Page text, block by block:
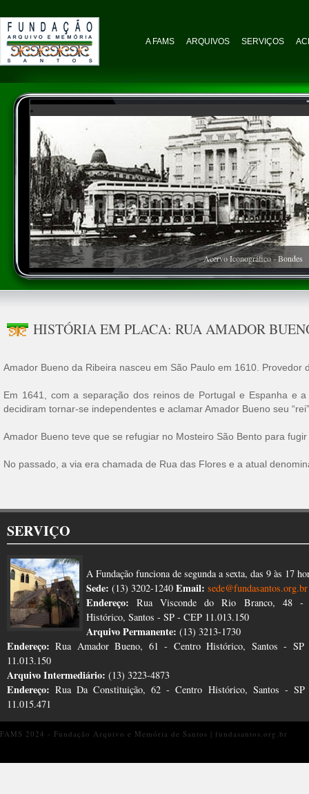
A FAMS ARQUIVOS SERVIÇOS
Acervo Iconográfico - Bondes
HISTÓRIA EM PLACA: RUA AMADOR
Amador Bueno da Ribeira nasceu em São Paulo em 1610.
Em 1641, com a separação dos reinos de Portugal e Espanha e
decidiram tornar-se independentes e aclamar Amador Bueno seu
Amador Bueno teve que se refugiar no Mosteiro São Bento para
No passado, a via era chamada de Rua das Flores e a atual
SERVIÇO
A Fundação funciona de segunda a sexta, das 9 às 17
Sede: (13) 3202-1240 Email: sede@fundasantos.org.br
Endereço: Rua Visconde do Rio Branco, 48 -
Histórico, Santos - SP - CEP 11.013.150
Arquivo Permanente: (13) 3213-1730
Endereço: Rua Amador Bueno, 61 - Centro Histórico, Santos -
11.013.150
Arquivo Intermediário: (13) 3223-4873
Endereço: Rua Da Constituição, 62 - Centro Histórico, Santos -
11.015.471
FAMS 2024 - Fundação Arquivo e Memória de Santos | fundasantos.org.br